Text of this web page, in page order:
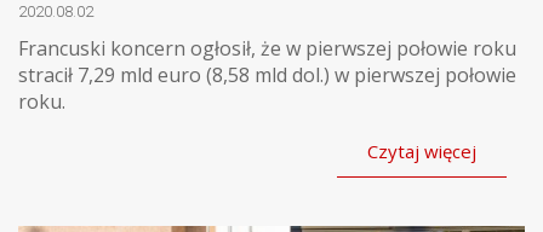
2020.08.02
Francuski koncern ogłosił, że w pierwszej połowie roku
stracił 7,29 mld euro (8,58 mld dol.) w pierwszej połowie
roku.
Czytaj więcej